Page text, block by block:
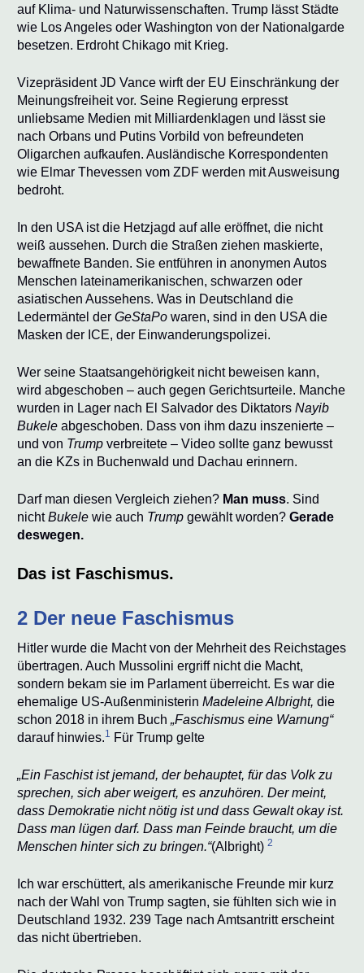
auf Klima- und Naturwissenschaften. Trump lässt Städte
wie Los Angeles oder Washington von der Nationalgarde
besetzen. Erdroht Chikago mit Krieg.
Vizepräsident JD Vance wirft der EU Einschränkung der
Meinungsfreiheit vor. Seine Regierung erpresst
unliebsame Medien mit Milliardenklagen und lässt sie
nach Orbans und Putins Vorbild von befreundeten
Oligarchen aufkaufen. Ausländische Korrespondenten
wie Elmar Thevessen vom ZDF werden mit Ausweisung
bedroht.
In den USA ist die Hetzjagd auf alle eröffnet, die nicht
weiß aussehen. Durch die Straßen ziehen maskierte,
bewaffnete Banden. Sie entführen in anonymen Autos
Menschen lateinamerikanischen, schwarzen oder
asiatischen Aussehens. Was in Deutschland die
Ledermäntel derGeStaPo waren, sind in den USA die
Masken der ICE, der Einwanderungspolizei.
Wer seine Staatsangehörigkeit nicht beweisen kann,
wird abgeschoben – auch gegen Gerichtsurteile. Manche
wurden in Lager nach El Salvador des DiktatorsNayib
Bukeleabgeschoben. Dass von ihm dazu inszenierte –
und von Trumpverbreitete – Video sollte ganz bewusst
an die KZs in Buchenwald und Dachau erinnern.
Darf man diesen Vergleich ziehen? Man muss. Sind
nichtBukelewie auch Trumpgewählt worden?Gerade
deswegen.
Das ist Faschismus.
2 Der neue Faschismus
Hitler wurde die Macht von der Mehrheit des Reichstages
übertragen. Auch Mussolini ergriff nicht die Macht,
sondern bekam sie im Parlament überreicht. Es war die
ehemalige US-AußenministerinMadeleine Albright,die
schon 2018 in ihrem Buch„Faschismus eine Warnung“
darauf hinwies.1 Für Trump gelte
„Ein Faschist ist jemand, der behauptet, für das Volk zu
sprechen, sich aber weigert, es anzuhören. Der meint,
dass Demokratie nicht nötig ist und dass Gewalt okay ist.
Dass man lügen darf. Dass man Feinde braucht, um die
Menschen hinter sich zu bringen.“(Albright)2
Ich war erschüttert, als amerikanische Freunde mir kurz
nach der Wahl von Trump sagten, sie fühlten sich wie in
Deutschland 1932. 239 Tage nach Amtsantritt erscheint
das nicht übertrieben.